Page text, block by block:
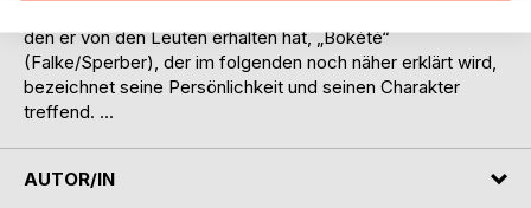
den er von den Leuten erhalten hat, „Bokété“
(Falke/Sperber), der im folgenden noch näher erklärt wird,
bezeichnet seine Persönlichkeit und seinen Charakter
treffend. ...
AUTOR/IN